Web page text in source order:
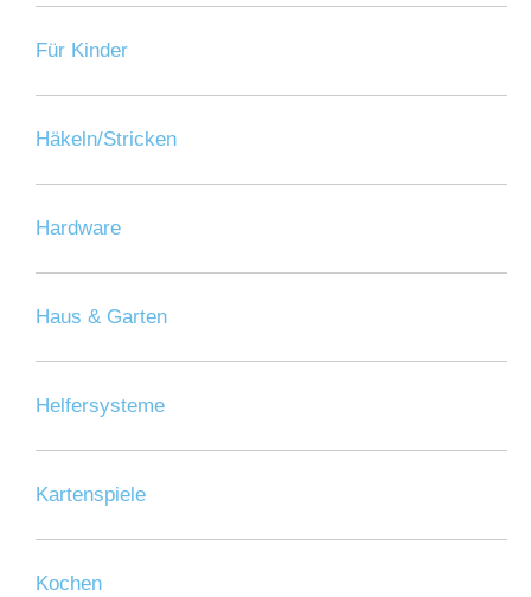
Für Kinder
Häkeln/Stricken
Hardware
Haus & Garten
Helfersysteme
Kartenspiele
Kochen